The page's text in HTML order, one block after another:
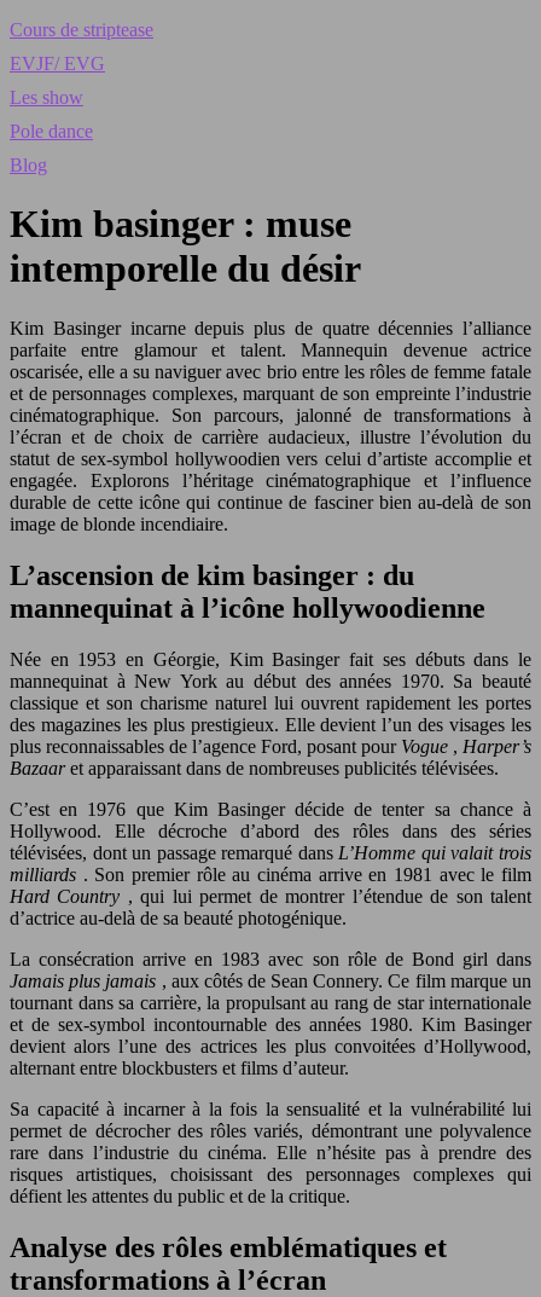
Cours de striptease
EVJF/ EVG
Les show
Pole dance
Blog
Kim basinger : muse
intemporelle du désir
Kim Basinger incarne depuis plus de quatre décennies l’alliance
parfaite entre glamour et talent. Mannequin devenue actrice
oscarisée, elle a su naviguer avec brio entre les rôles de femme fatale
et de personnages complexes, marquant de son empreinte l’industrie
cinématographique. Son parcours, jalonné de transformations à
l’écran et de choix de carrière audacieux, illustre l’évolution du
statut de sex-symbol hollywoodien vers celui d’artiste accomplie et
engagée. Explorons l’héritage cinématographique et l’influence
durable de cette icône qui continue de fasciner bien au-delà de son
image de blonde incendiaire.
L’ascension de kim basinger : du
mannequinat à l’icône hollywoodienne
Née en 1953 en Géorgie, Kim Basinger fait ses débuts dans le
mannequinat à New York au début des années 1970. Sa beauté
classique et son charisme naturel lui ouvrent rapidement les portes
des magazines les plus prestigieux. Elle devient l’un des visages les
plus reconnaissables de l’agence Ford, posant pour Vogue , Harper’s
Bazaaret apparaissant dans de nombreuses publicités télévisées.
C’est en 1976 que Kim Basinger décide de tenter sa chance à
Hollywood. Elle décroche d’abord des rôles dans des séries
télévisées, dont un passage remarqué dans L’Homme qui valait trois
milliards . Son premier rôle au cinéma arrive en 1981 avec le film
Hard Country , qui lui permet de montrer l’étendue de son talent
d’actrice au-delà de sa beauté photogénique.
La consécration arrive en 1983 avec son rôle de Bond girl dans
Jamais plus jamais , aux côtés de Sean Connery. Ce film marque un
tournant dans sa carrière, la propulsant au rang de star internationale
et de sex-symbol incontournable des années 1980. Kim Basinger
devient alors l’une des actrices les plus convoitées d’Hollywood,
alternant entre blockbusters et films d’auteur.
Sa capacité à incarner à la fois la sensualité et la vulnérabilité lui
permet de décrocher des rôles variés, démontrant une polyvalence
rare dans l’industrie du cinéma. Elle n’hésite pas à prendre des
risques artistiques, choisissant des personnages complexes qui
défient les attentes du public et de la critique.
Analyse des rôles emblématiques et
transformations à l’écran